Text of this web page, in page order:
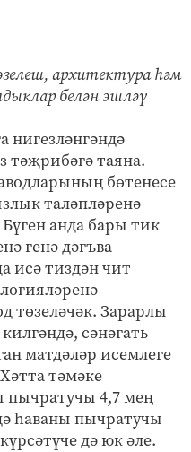
архитектура һәм
белән эшләү
нигезләнгәндә
тәҗрибәгә таяна.
бөтенесе
таләпләренә
анда бары тик
генә дәгъва
исә тиздән чит
төзеләчәк. Зарарлы
сәнәгать
матдәләр исемлеге
тәмәке
пычратучы 4,7 мең
һаваны пычратучы
дә юк әле.